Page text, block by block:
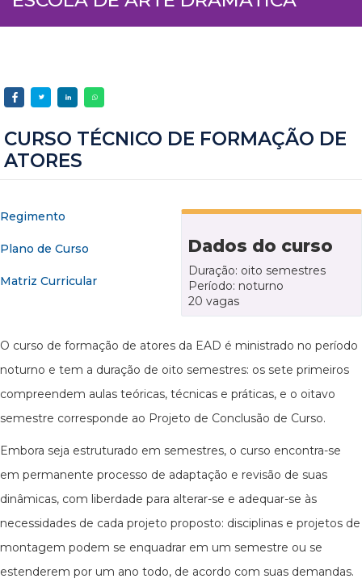
CURSO TÉCNICO DE FORMAÇÃO DE
ATORES
Dados do curso
Duração: oito semestres
Período: noturno
20 vagas
Regimento
Plano de Curso
Matriz Curricular
O curso de formação de atores da EAD é ministrado no período
noturno e tem a duração de oito semestres: os sete primeiros
compreendem aulas teóricas, técnicas e práticas, e o oitavo
semestre corresponde ao Projeto de Conclusão de Curso.
Embora seja estruturado em semestres, o curso encontra-se
em permanente processo de adaptação e revisão de suas
dinâmicas, com liberdade para alterar-se e adequar-se às
necessidades de cada projeto proposto: disciplinas e projetos de
montagem podem se enquadrar em um semestre ou se
estenderem por um ano todo, de acordo com suas demandas.